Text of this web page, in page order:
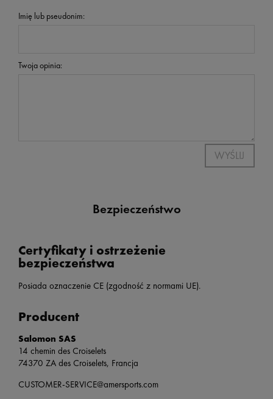
Imię lub pseudonim:
Twoja opinia:
WYŚLIJ
Bezpieczeństwo
Certyfikaty i ostrzeżenie
bezpieczeństwa
Posiada oznaczenie CE (zgodność z normami UE).
Producent
Salomon SAS
14 chemin des Croiselets
74370 ZA des Croiselets, Francja
CUSTOMER-SERVICE@amersports.com